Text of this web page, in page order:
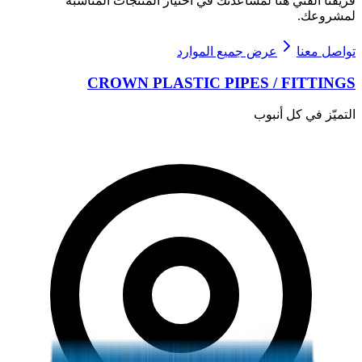
لمشروعك.
تواصل معنا عرض جميع الموارد
CROWN PLASTIC PIPES / FITTINGS
التميّز في كل أنبوب